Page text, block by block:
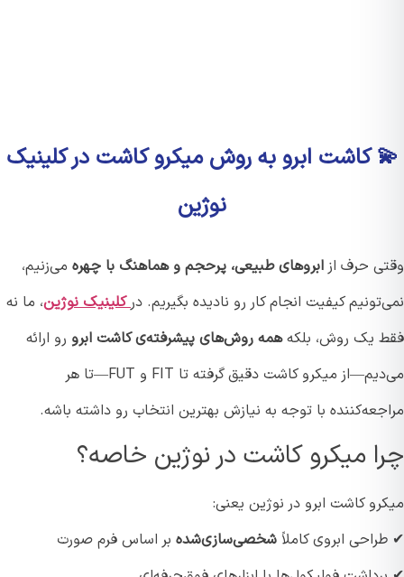
کاشت ابرو به روش میکرو کاشت در کلینیک
نوژین
حرف ازابروهای طبیعی، پرحجم و هماهنگ با چهرهمی‌زنیم،
کیفیت انجام کار رو نادیده بگیریم. در کلینیک نوژین، ما نه
یک روش، بلکههمه روش‌های پیشرفته‌ی کاشت ابرورو ارائه
می‌دیم—از میکرو کاشت دقیق گرفته تا FIT و FUT—تا هر
با توجه به نیازش بهترین انتخاب رو داشته باشه.
میکرو کاشت در نوژین خاصه؟
کاشت ابرو در نوژین یعنی:
ابروی کاملاًشخصی‌سازی‌شدهبر اساس فرم صورت